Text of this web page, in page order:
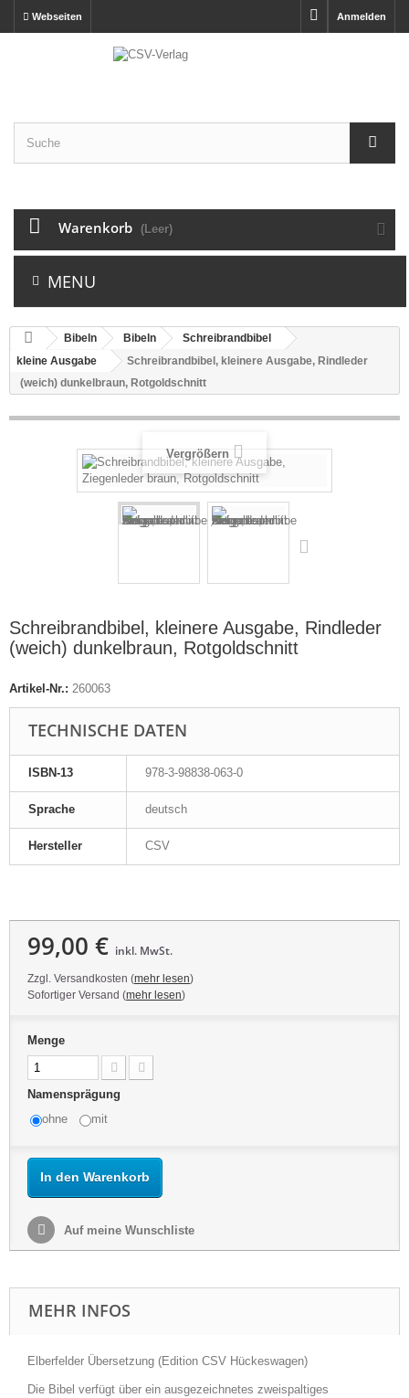
Anmelden
Webseiten
Warenkorb (Leer)
MENU
Bibeln Bibeln
Schreibrandbibel
kleine Ausgabe
Schreibrandbibel, kleinere Ausgabe, Rindleder
(weich) dunkelbraun, Rotgoldschnitt
Vergrößern
Schreibrandbibel, kleinere Ausgabe, Rindleder
(weich) dunkelbraun, Rotgoldschnitt
Artikel-Nr.: 260063
TECHNISCHE DATEN
ISBN-13 978-3-98838-063-0
Sprache deutsch
Hersteller CSV
99,00 € inkl. MwSt.
Zzgl. Versandkosten (mehr lesen)
Sofortiger Versand (mehr lesen)
Menge
Namensprägung
ohne
mit
In den Warenkorb
Auf meine Wunschliste
MEHR INFOS
Elberfelder Übersetzung (Edition CSV Hückeswagen)
Die Bibel verfügt über ein ausgezeichnetes zweispaltiges